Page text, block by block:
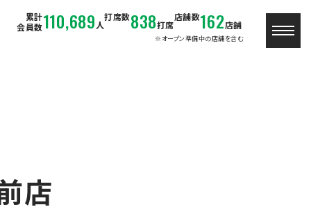
累計
会員数110,689 人
打席数838打席
店舗数162店舗
※オープン準備中の店舗を含む
店